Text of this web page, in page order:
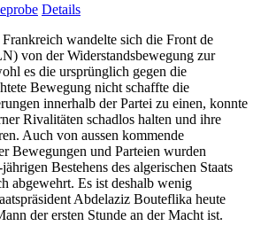
Details
wandelte sich die Front de
von der Widerstandsbewegung zur
es die ursprünglich gegen die
Bewegung nicht schaffte die
innerhalb der Partei zu einen, konnte
Rivalitäten schadlos halten und ihre
Auch von aussen kommende
Bewegungen und Parteien wurden
Bestehens des algerischen Staats
abgewehrt. Es ist deshalb wenig
Abdelaziz Bouteflika heute
der ersten Stunde an der Macht ist.